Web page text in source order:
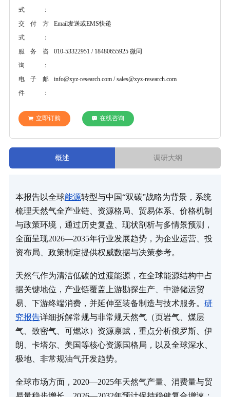
式：
交付方
式：
Email发送或EMS快递
服务咨
询：
010-53322951 / 18480655925 微同
电子邮
件：
info@xyz-research.com / sales@xyz-research.com
立即订购 在线咨询
概述 调研大纲
本报告以全球能源转型与中国“双碳”战略为背景，系统
梳理天然气全产业链、资源格局、贸易体系、价格机制
与政策环境，通过历史复盘、现状剖析与多情景预测，
全面呈现2026—2035年行业发展趋势，为企业运营、投
资布局、政策制定提供权威数据与决策参考。
天然气作为清洁低碳的过渡能源，在全球能源结构中占
据关键地位，产业链覆盖上游勘探生产、中游储运贸
易、下游终端消费，并延伸至装备制造与技术服务。 研
究报告详细拆解常规与非常规天然气（页岩气、煤层
气、致密气、可燃冰）资源禀赋，重点分析俄罗斯、伊
朗、卡塔尔、美国等核心资源国格局，以及全球深水、
极地、非常规油气开发趋势。
全球市场方面，2020—2025年天然气产量、消费量与贸